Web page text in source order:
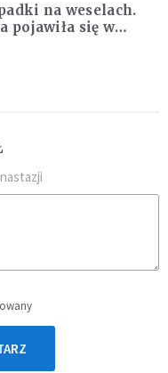
na weselach.
pojawiła się w
mini"